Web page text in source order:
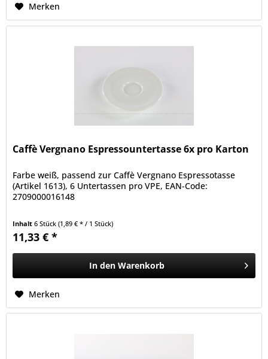
Merken
Caffè Vergnano Espressountertasse 6x pro Karton
Farbe weiß, passend zur Caffè Vergnano Espressotasse
(Artikel 1613), 6 Untertassen pro VPE, EAN-Code:
2709000016148
Inhalt6 Stück(1,89 € * / 1 Stück)
11,33 € *
In den Warenkorb
Merken